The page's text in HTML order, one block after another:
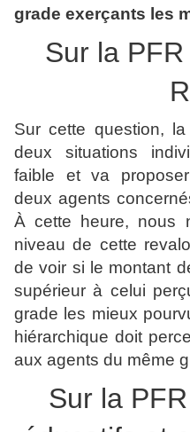
grade exerçants les
Sur la
Sur cette question,
deux situations
faible et va
deux agents
À cette heure, nous
niveau de cette
de voir si le montant
supérieur à celui
grade les mieux
hiérarchique doit
aux agents du même
Sur la